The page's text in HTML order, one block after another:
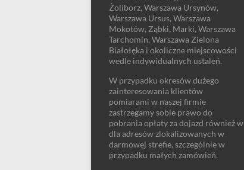
Żoliborz, Warszawa Ursynów,
Warszawa Ursus, Warszawa
Mokotów, Ząbki, Marki, Warszawa
Tarchomin, Warszawa Zielona
Białołęka i okoliczne miejscowości
wedle indywidualnych ustaleń.
W przypadku okresów dużego
zainteresowania klientów
pomiarami w naszej firmie
zastrzegamy sobie prawo do
pobrania opłaty za dojazd również w
dla adresów zlokalizowanych w
darmowej strefie, szczególnie w
przypadku małych zamówień.